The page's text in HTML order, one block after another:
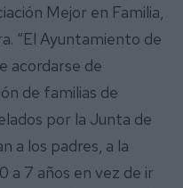
Mejor en Familia,
“El Ayuntamiento de
acordarse de
de familias de
por la Junta de
a los padres, a la
a 7 años en vez de ir